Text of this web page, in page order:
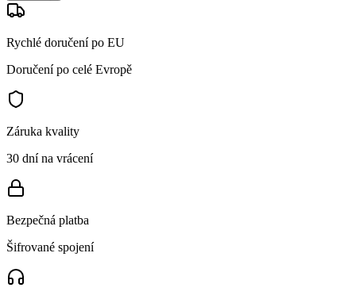
Rychlé doručení po EU
Doručení po celé Evropě
Záruka kvality
30 dní na vrácení
Bezpečná platba
Šifrované spojení